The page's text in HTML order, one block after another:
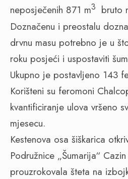
neposječenih 871 m3 bruto
Doznačenu i preostalu
drvnu masu potrebno je u
roku posjeći i uspostaviti
Ukupno je postavljeno 143
Korišteni su feromoni
kvantificiranje ulova vršeno
mjesecu.
Kestenova osa šiškarica
Podružnice „Šumarija“
prouzrokovala šteta na